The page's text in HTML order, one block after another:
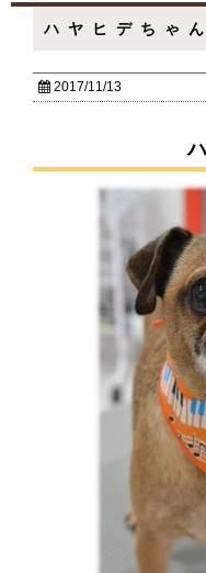
ハヤヒデちゃん
2017/11/13